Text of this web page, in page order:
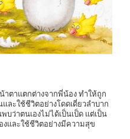
าตาแตกต่างจากพี่น้อง ทำให้ถูก
ละใช้ชีวิตอย่างโดดเดี่ยวลำบาก
ว่าตนเองไม่ได้เป็นเป็ด แต่เป็น
งและใช้ชีวิตอย่างมีความสุข